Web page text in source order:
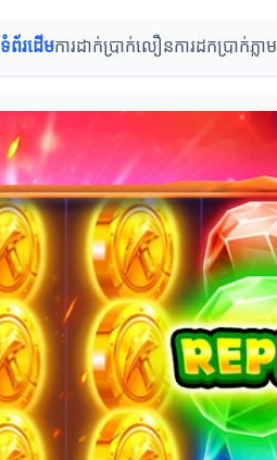
ទំព័រដើមការដាក់ប្រាក់លឿនការដកប្រាក់ភ្លាម